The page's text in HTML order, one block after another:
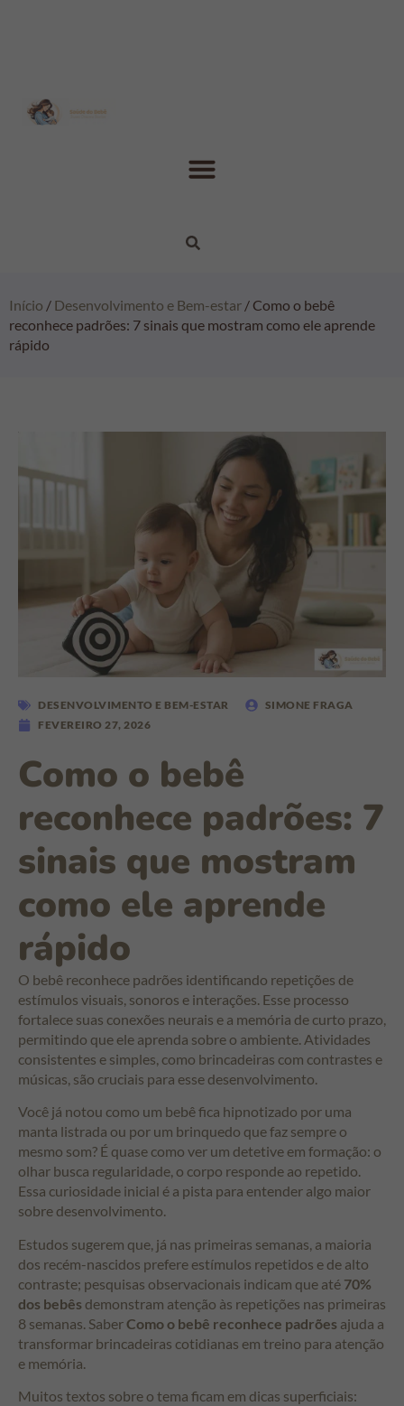
Início / Desenvolvimento e Bem-estar / Como o bebê
reconhece padrões: 7 sinais que mostram como ele aprende
rápido
DESENVOLVIMENTO E BEM-ESTAR
SIMONE FRAGA
FEVEREIRO 27, 2026
Como o bebê
reconhece padrões: 7
sinais que mostram
como ele aprende
rápido
O bebê reconhece padrões identificando repetições de
estímulos visuais, sonoros e interações. Esse processo
fortalece suas conexões neurais e a memória de curto prazo,
permitindo que ele aprenda sobre o ambiente. Atividades
consistentes e simples, como brincadeiras com contrastes e
músicas, são cruciais para esse desenvolvimento.
Você já notou como um bebê fica hipnotizado por uma
manta listrada ou por um brinquedo que faz sempre o
mesmo som? É quase como ver um detetive em formação: o
olhar busca regularidade, o corpo responde ao repetido.
Essa curiosidade inicial é a pista para entender algo maior
sobre desenvolvimento.
Estudos sugerem que, já nas primeiras semanas, a maioria
dos recém-nascidos prefere estímulos repetidos e de alto
contraste; pesquisas observacionais indicam que até 70%
dos bebês demonstram atenção às repetições nas primeiras
8 semanas. SaberComo o bebê reconhece padrões ajuda a
transformar brincadeiras cotidianas em treino para atenção
e memória.
Muitos textos sobre o tema ficam em dicas superficiais: